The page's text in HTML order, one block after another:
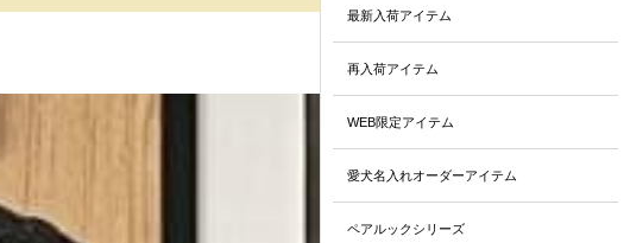
最新入荷アイテム
再入荷アイテム
WEB限定アイテム
愛犬名入れオーダーアイテム
ペアルックシリーズ